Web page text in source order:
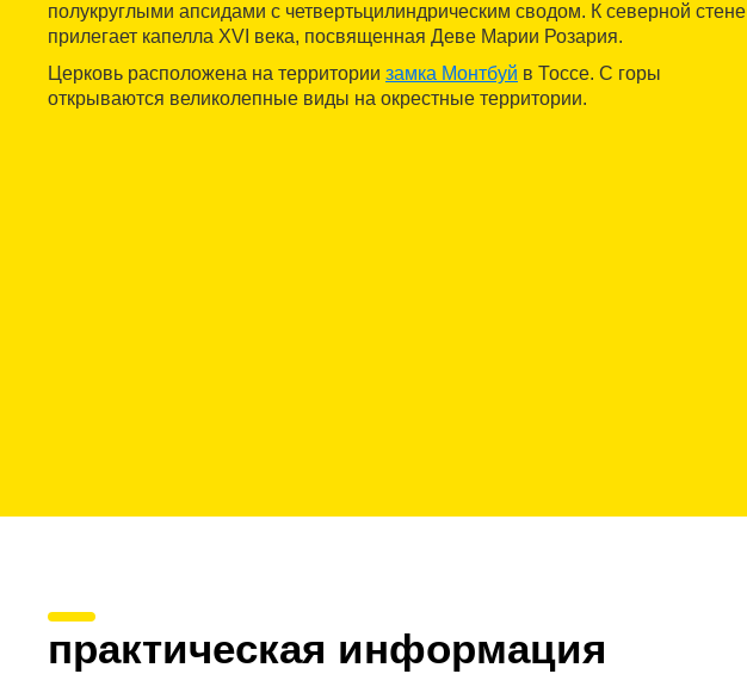
полукруглыми апсидами с четвертьцилиндрическим сводом. К северной стене
прилегает капелла XVI века, посвященная Деве Марии Розария.
Церковь расположена на территории замка Монтбуй в Тоссе. С горы
открываются великолепные виды на окрестные территории.
практическая информация